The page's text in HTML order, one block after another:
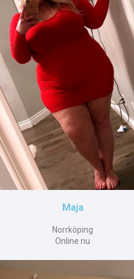
Maja
Norrköping
Online nu